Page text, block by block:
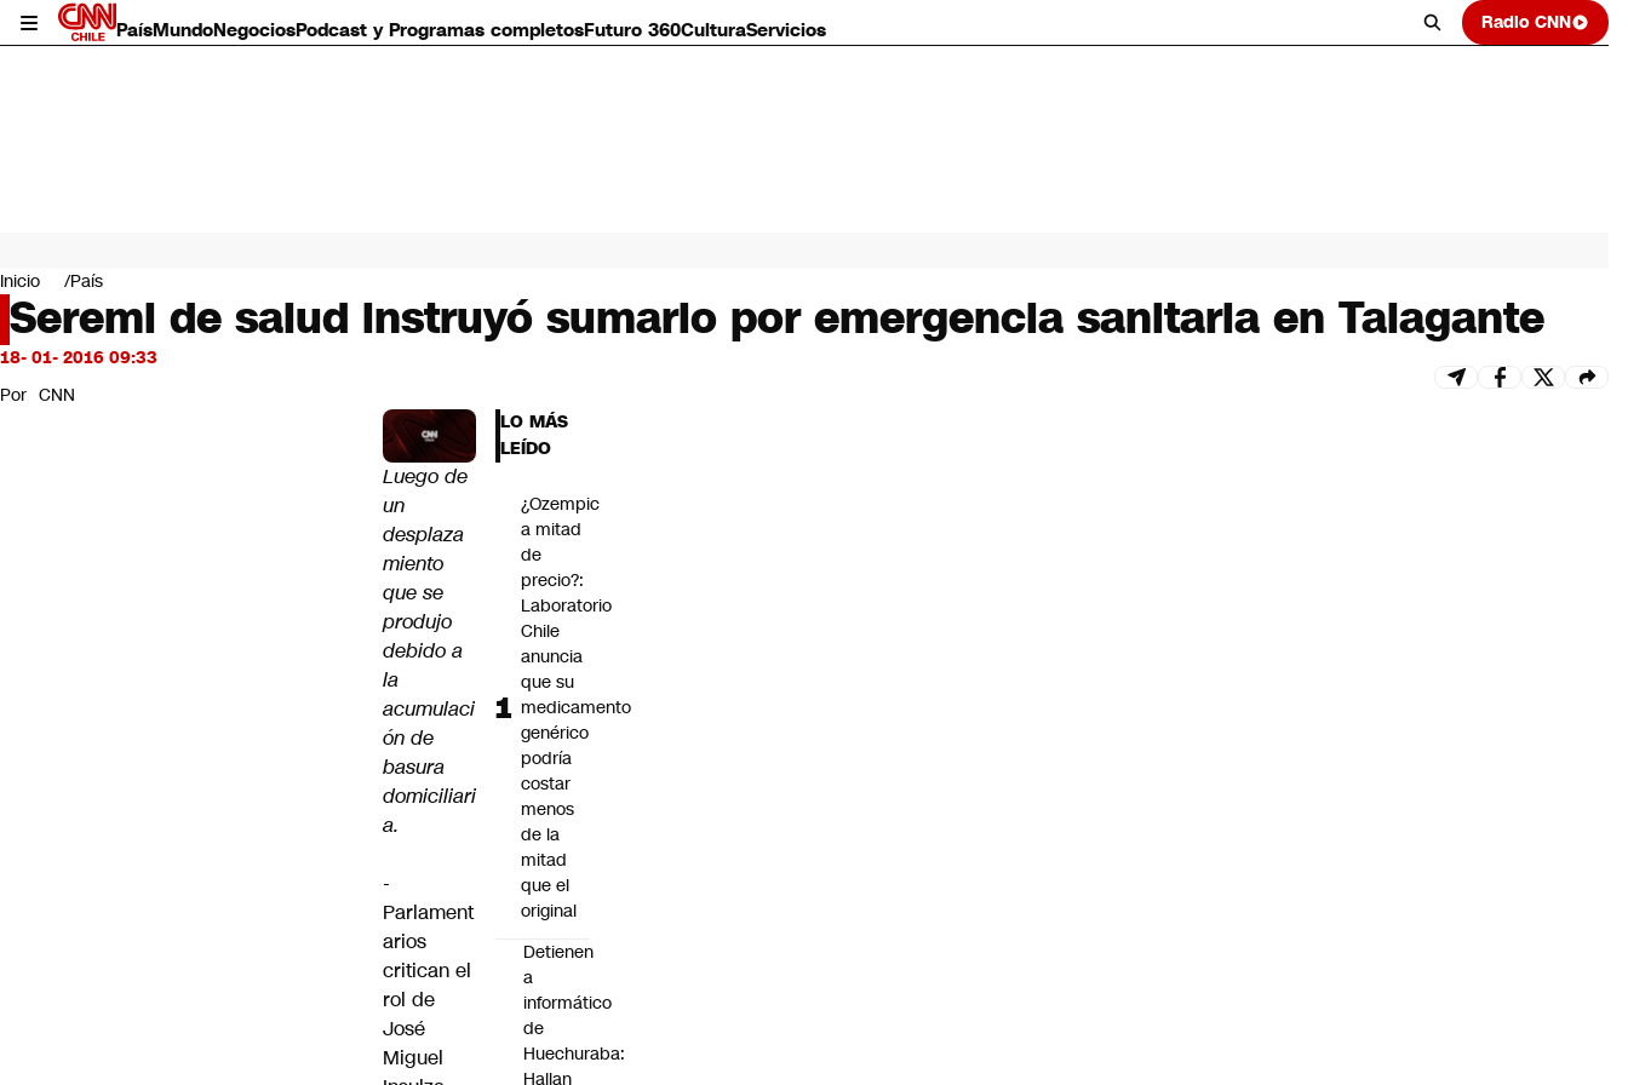
PaísMundoNegociosPodcast y Programas completosFuturo 360CulturaServicios Radio CNN
Mundo
Negocios
Deportes
Programas completos
Servicios
Inicio País
Seremi de salud instruyó sumario por emergencia sanitaria en Talagante
18- 01- 2016 09:33
Por CNN
Luego de
un
desplaza
miento
que se
produjo
debido a
la
acumulaci
ón de
basura
domiciliari
a.
-
Parlament
arios
critican el
rol de
José
Miguel
LO MÁS
LEÍDO
¿Ozempic
a mitad
de
precio?:
Laboratorio
Chile
anuncia
que su
medicamento
genérico
podría
costar
menos
de la
mitad
que el
original
Detienen
a
informático
de
Huechuraba:
Hallan